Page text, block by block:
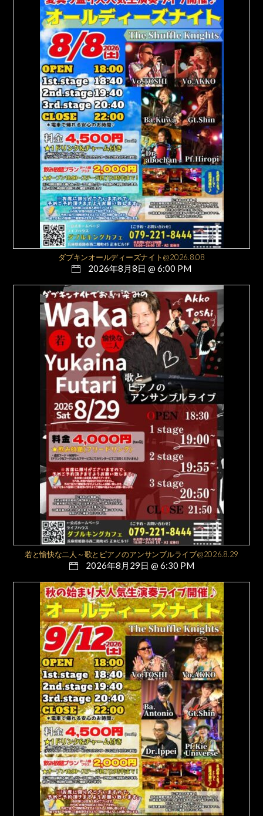
ダブキンオールディーズナイト@2026.8.08
2026年8月8日 @ 6:00 PM
若と愉快な二人～歌とピアノのアンサンブルライブ@2026.8.29
2026年8月29日 @ 6:30 PM